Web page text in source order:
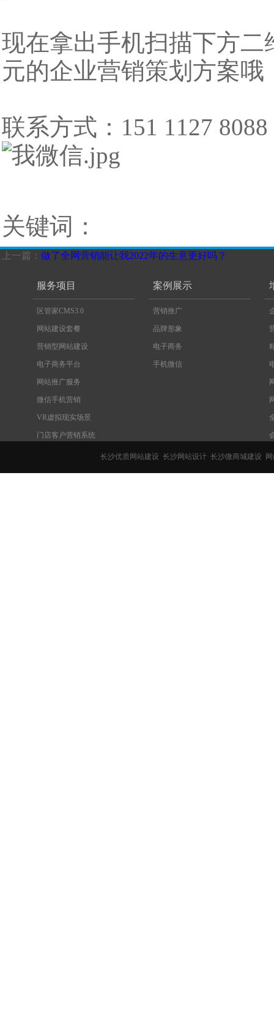
现在拿出手机扫描下方
元的企业营销策划方案哦
联系方式：151 1127 8088
关键词：
上一篇： 做了全网营销能让我2022年的生意更好吗？
服务项目
区管家CMS3.0
网站建设套餐
营销型网站建设
电子商务平台
网站推广服务
微信手机营销
VR虚拟现实场景
门店客户营销系统
案例展示
营销推广
品牌形象
电子商务
手机微信
长沙优质网站建设 长沙网站设计 长沙微商城建设